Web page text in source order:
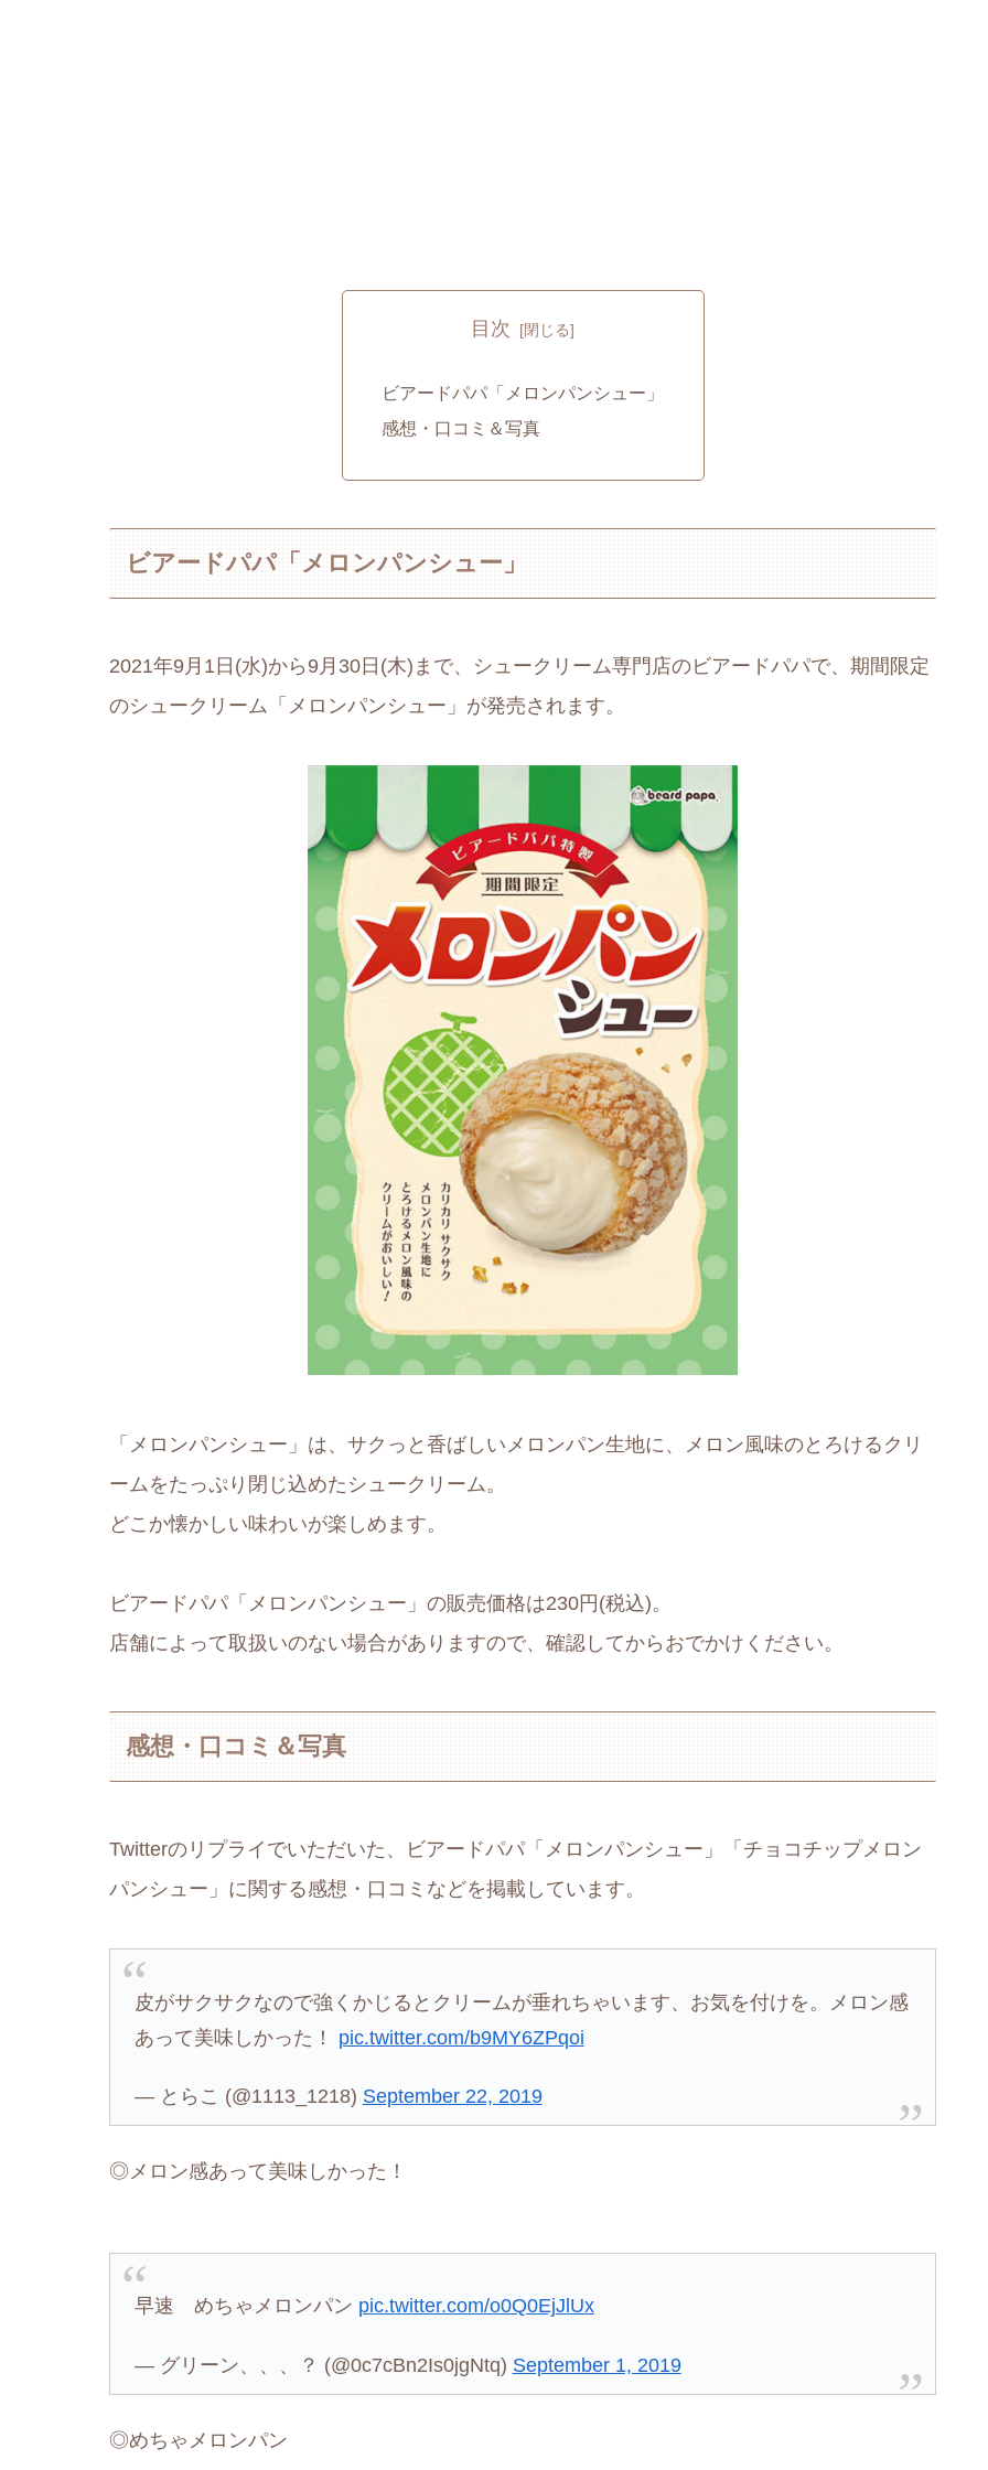
目次
ビアードパパ「メロンパンシュー」
感想・口コミ＆写真
ビアードパパ「メロンパンシュー」
2021年9月1日(水)から9月30日(木)まで、シュークリーム専門店のビアードパパで、期間限定
のシュークリーム「メロンパンシュー」が発売されます。
「メロンパンシュー」は、サクっと香ばしいメロンパン生地に、メロン風味のとろけるクリ
ームをたっぷり閉じ込めたシュークリーム。
どこか懐かしい味わいが楽しめます。
ビアードパパ「メロンパンシュー」の販売価格は230円(税込)。
店舗によって取扱いのない場合がありますので、確認してからおでかけください。
感想・口コミ＆写真
Twitterのリプライでいただいた、ビアードパパ「メロンパンシュー」「チョコチップメロン
パンシュー」に関する感想・口コミなどを掲載しています。
皮がサクサクなので強くかじるとクリームが垂れちゃいます、お気を付けを。メロン感
あって美味しかった！ pic.twitter.com/b9MY6ZPqoi
— とらこ (@1113_1218) September 22, 2019
◎メロン感あって美味しかった！
早速 めちゃメロンパン pic.twitter.com/o0Q0EjJlUx
— グリーン、、、？ (@0c7cBn2Is0jgNtq) September 1, 2019
◎めちゃメロンパン